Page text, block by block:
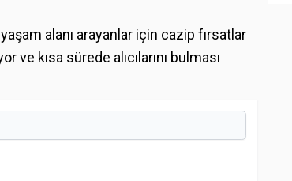
alanı arayanlar için cazip fırsatlar
ve kısa sürede alıcılarını bulması